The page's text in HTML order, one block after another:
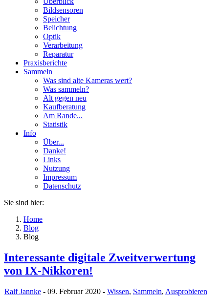
Bildsensoren
Speicher
Belichtung
Optik
Verarbeitung
Reparatur
Praxisberichte
Sammeln
Was sind alte Kameras wert?
Was sammeln?
Alt gegen neu
Kaufberatung
Am Rande...
Statistik
Info
Über...
Danke!
Links
Nutzung
Impressum
Datenschutz
Sie sind hier:
Home
Blog
Blog
Interessante digitale Zweitverwertung
von IX-Nikkoren!
Ralf Jannke - 09. Februar 2020 - Wissen, Sammeln, Ausprobieren